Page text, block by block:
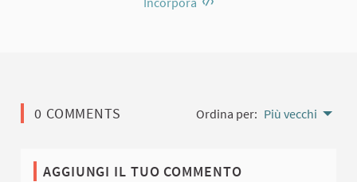
0 COMMENTS Ordina per: Più vecchi
AGGIUNGI IL TUO COMMENTO